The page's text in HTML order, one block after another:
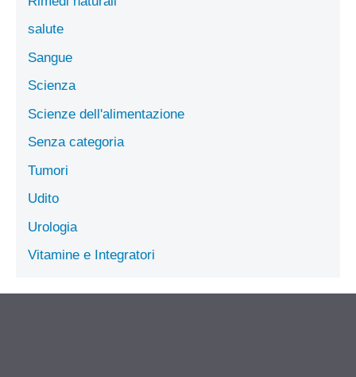
salute
Sangue
Scienza
Scienze dell'alimentazione
Senza categoria
Tumori
Udito
Urologia
Vitamine e Integratori